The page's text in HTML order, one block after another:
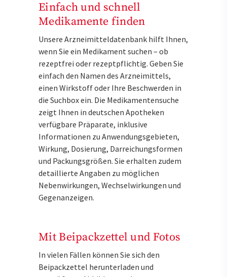
Einfach und schnell
Medikamente finden
Unsere Arzneimitteldatenbank hilft Ihnen,
wenn Sie ein Medikament suchen – ob
rezeptfrei oder rezeptpflichtig. Geben Sie
einfach den Namen des Arzneimittels,
einen Wirkstoff oder Ihre Beschwerden in
die Suchbox ein. Die Medikamentensuche
zeigt Ihnen in deutschen Apotheken
verfügbare Präparate, inklusive
Informationen zu Anwendungsgebieten,
Wirkung, Dosierung, Darreichungsformen
und Packungsgrößen. Sie erhalten zudem
detaillierte Angaben zu möglichen
Nebenwirkungen, Wechselwirkungen und
Gegenanzeigen.
Mit Beipackzettel und Fotos
In vielen Fällen können Sie sich den
Beipackzettel herunterladen und